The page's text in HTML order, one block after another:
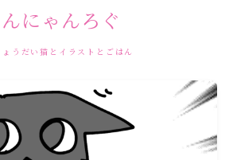
にゃんろぐ
うだい猫とイラストとごはん